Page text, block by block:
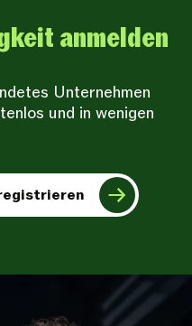
anmelden
Unternehmen
und in wenigen